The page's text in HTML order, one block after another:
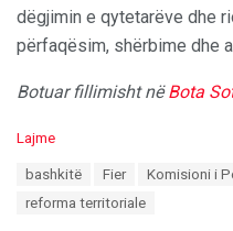
dëgjimin e qytetarëve dhe
përfaqësim, shërbime dhe
Botuar fillimisht nëBota
CLajme
bashkitë Fier Komisioni i
reforma territoriale